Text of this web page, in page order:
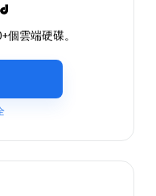
雲端硬碟。